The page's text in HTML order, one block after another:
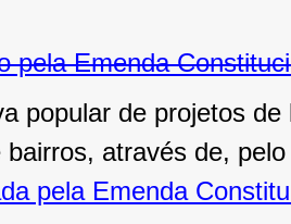
pela Emenda
popular de projetos
bairros, através de,
pela Emenda